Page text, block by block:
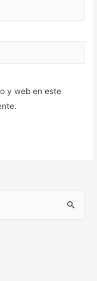
y web en este